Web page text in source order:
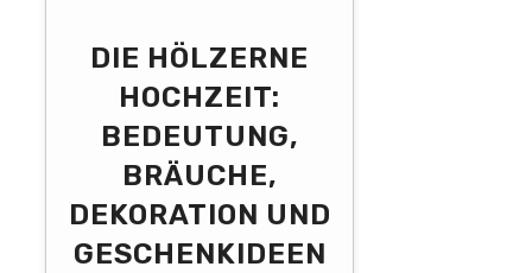
DIE HÖLZERNE
HOCHZEIT:
BEDEUTUNG,
BRÄUCHE,
DEKORATION UND
GESCHENKIDEEN